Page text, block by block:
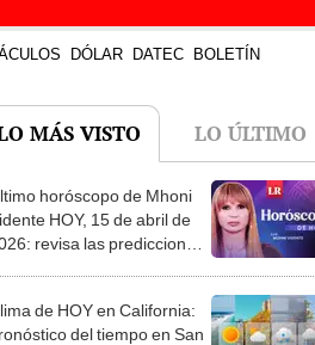
DÓLAR DATEC BOLETÍN
MÁS VISTO LO ÚLTIMO
horóscopo de Mhoni
HOY, 15 de abril de
revisa las predicciones
de HOY en California:
del tiempo en San